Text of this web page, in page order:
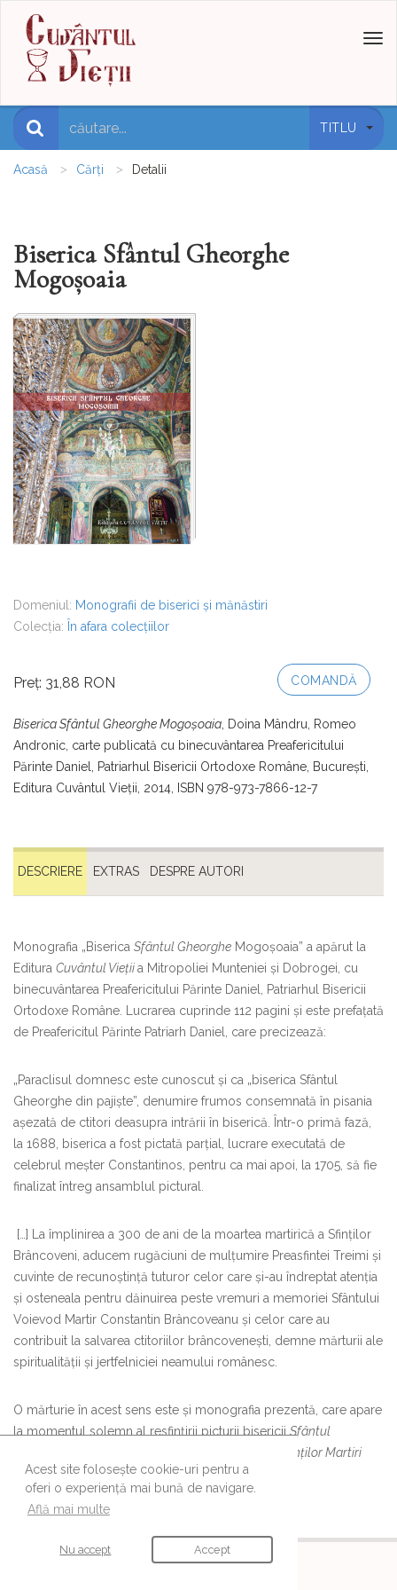
Acest site folosește cookie-uri pentru a
oferi o experiență mai bună de navigare.
Află mai multe
Nu accept Accept
TITLU
Acasă Cărți Detalii
Biserica Sfântul Gheorghe
Mogoşoaia
Domeniul: Monografii de biserici și mănăstiri
Colecția: În afara colecțiilor
Preț: 31,88 RON COMANDĂ
Biserica Sfântul Gheorghe Mogoşoaia , Doina Mândru, Romeo
Andronic, carte publicată cu binecuvântarea Preafericitului
Părinte Daniel, Patriarhul Bisericii Ortodoxe Române, Bucureşti,
Editura Cuvântul Vieţii, 2014, ISBN 978-973-7866-12-7
DESCRIERE EXTRAS DESPRE AUTORI
Monografia „Biserica Sfântul Gheorghe Mogoşoaia” a apărut la
Editura Cuvântul Vieţiia Mitropoliei Munteniei şi Dobrogei, cu
binecuvântarea Preafericitului Părinte Daniel, Patriarhul Bisericii
Ortodoxe Române. Lucrarea cuprinde 112 pagini şi este prefaţată
de Preafericitul Părinte Patriarh Daniel, care precizează:
„Paraclisul domnesc este cunoscut şi ca „biserica Sfântul
Gheorghe din pajişte”, denumire frumos consemnată în pisania
aşezată de ctitori deasupra intrării în biserică. Într-o primă fază,
la 1688, biserica a fost pictată parţial, lucrare executată de
celebrul meşter Constantinos, pentru ca mai apoi, la 1705, să fie
finalizat întreg ansamblul pictural.
[…] La împlinirea a 300 de ani de la moartea martirică a Sfinţilor
Brâncoveni, aducem rugăciuni de mulţumire Preasfintei Treimi şi
cuvinte de recunoştinţă tuturor celor care şi-au îndreptat atenţia
şi osteneala pentru dăinuirea peste vremuri a memoriei Sfântului
Voievod Martir Constantin Brâncoveanu şi celor care au
contribuit la salvarea ctitoriilor brâncoveneşti, demne mărturii ale
spiritualităţii şi jertfelniciei neamului românesc.
O mărturie în acest sens este și monografia prezentă, care apare
la momentul solemn al resfințirii picturii bisericii Sfântul
Anul comemorativ al Sfinților Martiri
Brâncoveni(2014)”.
URMĂREȘTE-NE